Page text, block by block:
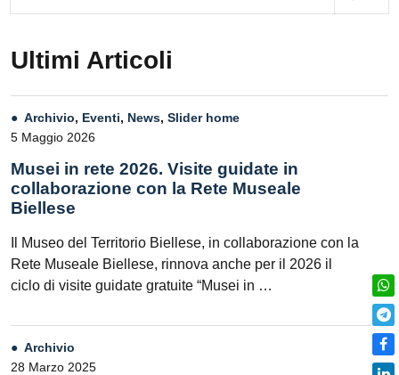
Ultimi Articoli
Archivio, Eventi, News, Slider home
5 Maggio 2026
Musei in rete 2026. Visite guidate in
collaborazione con la Rete Museale
Biellese
Il Museo del Territorio Biellese, in collaborazione con la
Rete Museale Biellese, rinnova anche per il 2026 il
ciclo di visite guidate gratuite “Musei in …
Archivio
28 Marzo 2025